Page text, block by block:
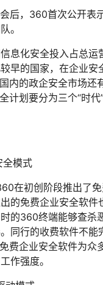
后，360首次公开表
。
息化安全投入占总运
早的国家，在企业安
内的政企安全市场还
计划要分为三个“时代”
全模式
在初创阶段推出了
的免费企业安全软件
的360终端能够查杀
同行的收费软件不能
费企业安全软件为众
作强度。